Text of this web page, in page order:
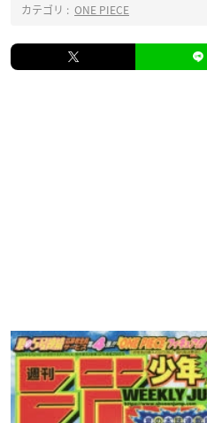
カテゴリ : ONE PIECE